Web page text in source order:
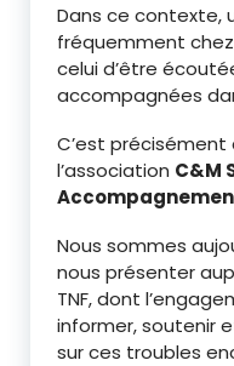
Dans ce contexte,
fréquemment
celui d’être
accompagnées
C’est
l’association C&M
Nous sommes
nous présenter
TNF, dont
informer, soutenir
sur ces troubles